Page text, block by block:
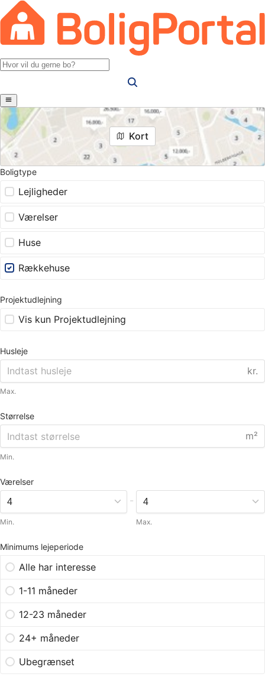
Kort
Boligtype
Lejligheder
Værelser
Huse
Rækkehuse
Projektudlejning
Vis kun Projektudlejning
Husleje
kr.
Max.
Størrelse
m²
Min.
Værelser
Min.
-
Max.
Minimums lejeperiode
Alle har interesse
1-11 måneder
12-23 måneder
24+ måneder
Ubegrænset